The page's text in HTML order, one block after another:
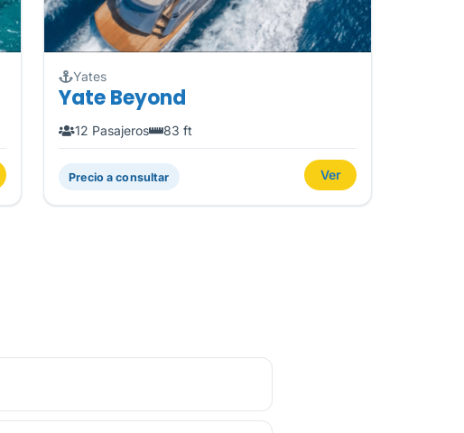
Yates
Yate Beyond
12 Pasajeros 83 ft
Precio a consultar Ver